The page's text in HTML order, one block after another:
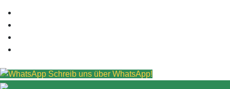
Schreib uns über WhatsApp!